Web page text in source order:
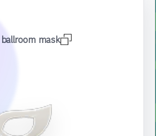
ballroom mask